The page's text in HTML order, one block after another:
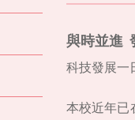
與時並進
科技發展一
本校近年已